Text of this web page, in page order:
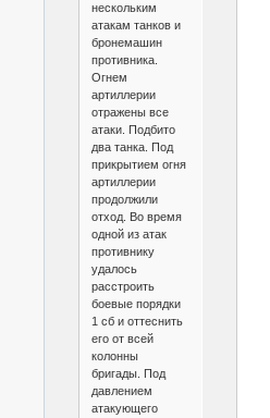
нескольким
атакам танков и
бронемашин
противника.
Огнем
артиллерии
отражены все
атаки. Подбито
два танка. Под
прикрытием огня
артиллерии
продолжили
отход. Во время
одной из атак
противнику
удалось
расстроить
боевые порядки
1 сб и оттеснить
его от всей
колонны
бригады. Под
давлением
атакующего